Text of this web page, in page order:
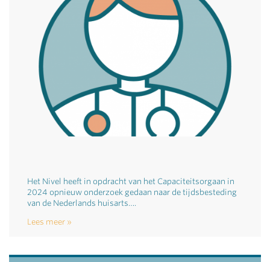
Het Nivel heeft in opdracht van het Capaciteitsorgaan in
2024 opnieuw onderzoek gedaan naar de tijdsbesteding
van de Nederlands huisarts….
Lees meer